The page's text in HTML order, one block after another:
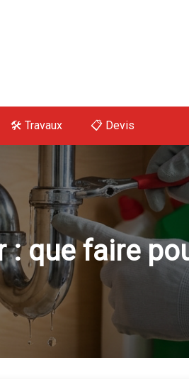
🛠 Travaux 📋 Devis
: que faire